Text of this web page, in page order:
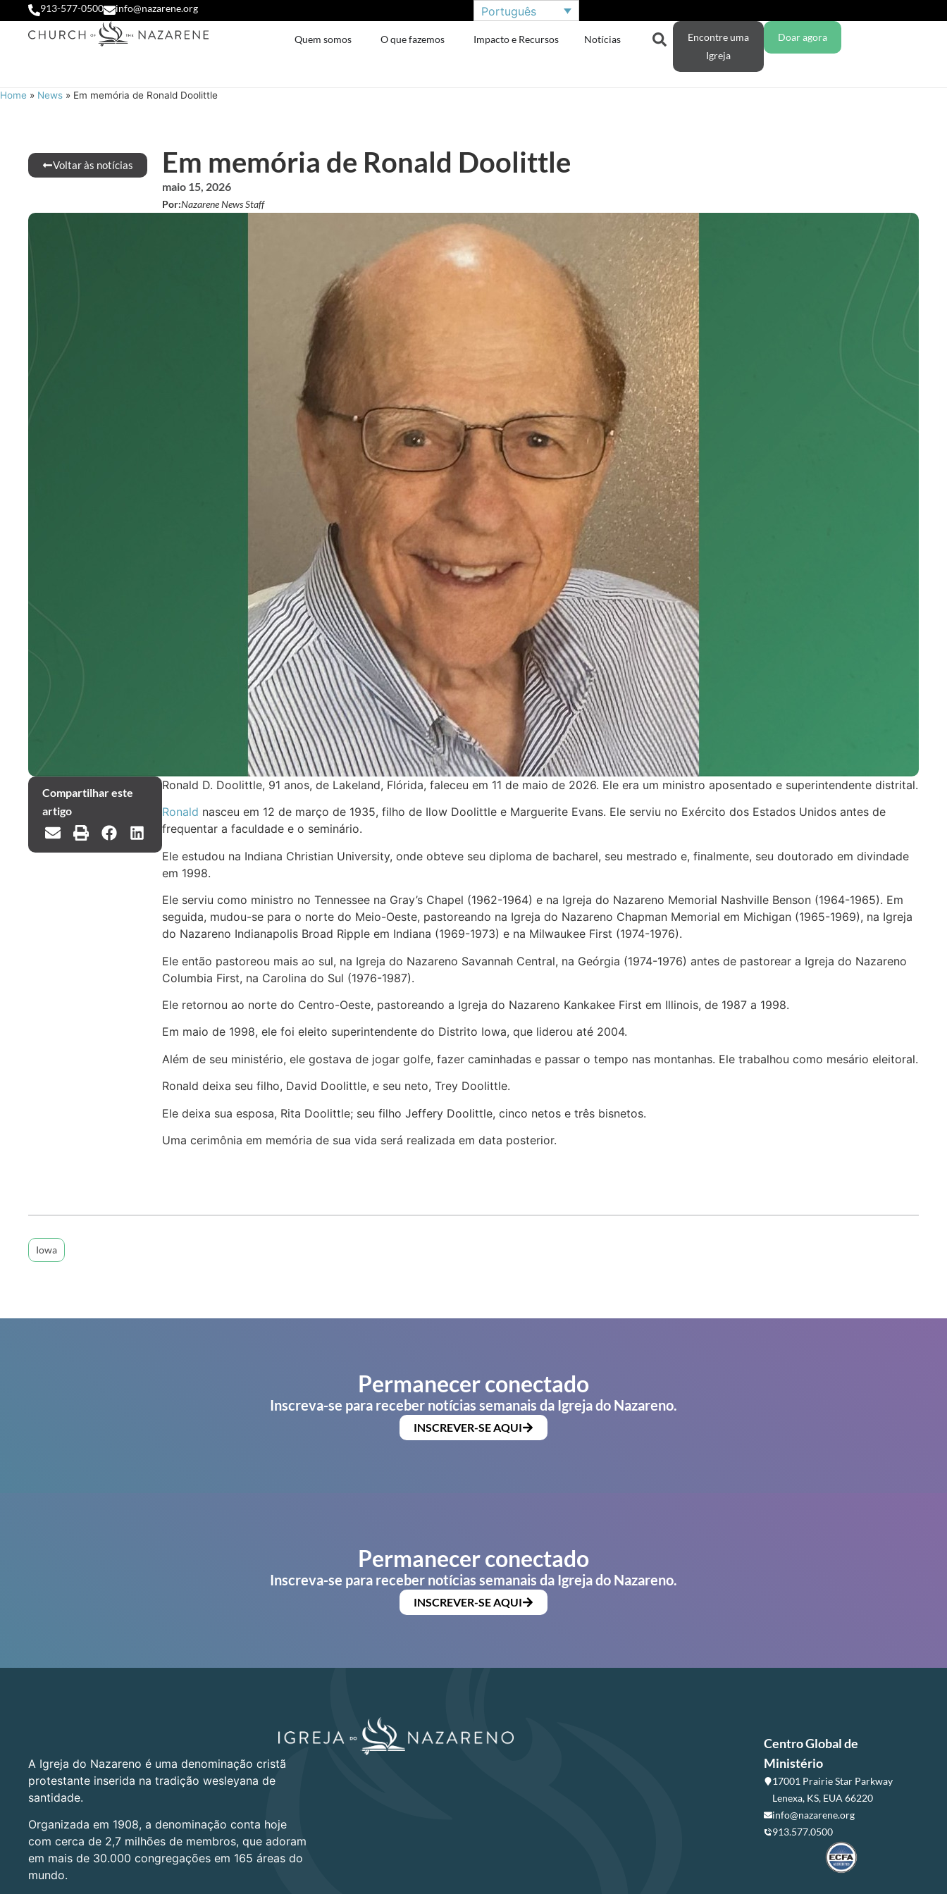
913-577-0500 info@nazarene.org Português
Quem somos O que fazemos Impacto e Recursos Notícias
Encontre uma
Igreja
Doar agora
Home » News » Em memória de Ronald Doolittle
Voltar às notícias Em memória de Ronald Doolittle
maio 15, 2026
Por:Nazarene News Staff
Compartilhar este
artigo
Ronald D. Doolittle, 91 anos, de Lakeland, Flórida, faleceu em 11 de maio de 2026. Ele era um ministro aposentado e superintendente distrital.
Ronald nasceu em 12 de março de 1935, filho de Ilow Doolittle e Marguerite Evans. Ele serviu no Exército dos Estados Unidos antes de
frequentar a faculdade e o seminário.
Ele estudou na Indiana Christian University, onde obteve seu diploma de bacharel, seu mestrado e, finalmente, seu doutorado em divindade
em 1998.
Ele serviu como ministro no Tennessee na Gray’s Chapel (1962-1964) e na Igreja do Nazareno Memorial Nashville Benson (1964-1965). Em
seguida, mudou-se para o norte do Meio-Oeste, pastoreando na Igreja do Nazareno Chapman Memorial em Michigan (1965-1969), na Igreja
do Nazareno Indianapolis Broad Ripple em Indiana (1969-1973) e na Milwaukee First (1974-1976).
Ele então pastoreou mais ao sul, na Igreja do Nazareno Savannah Central, na Geórgia (1974-1976) antes de pastorear a Igreja do Nazareno
Columbia First, na Carolina do Sul (1976-1987).
Ele retornou ao norte do Centro-Oeste, pastoreando a Igreja do Nazareno Kankakee First em Illinois, de 1987 a 1998.
Em maio de 1998, ele foi eleito superintendente do Distrito Iowa, que liderou até 2004.
Além de seu ministério, ele gostava de jogar golfe, fazer caminhadas e passar o tempo nas montanhas. Ele trabalhou como mesário eleitoral.
Ronald deixa seu filho, David Doolittle, e seu neto, Trey Doolittle.
Ele deixa sua esposa, Rita Doolittle; seu filho Jeffery Doolittle, cinco netos e três bisnetos.
Uma cerimônia em memória de sua vida será realizada em data posterior.
Iowa
Permanecer conectado
Inscreva-se para receber notícias semanais da Igreja do Nazareno.
INSCREVER-SE AQUI
Permanecer conectado
Inscreva-se para receber notícias semanais da Igreja do Nazareno.
INSCREVER-SE AQUI
A Igreja do Nazareno é uma denominação cristã
protestante inserida na tradição wesleyana de
santidade.
Organizada em 1908, a denominação conta hoje
com cerca de 2,7 milhões de membros, que adoram
em mais de 30.000 congregações em 165 áreas do
mundo.
Centro Global de
Ministério
17001 Prairie Star Parkway
Lenexa, KS, EUA 66220
info@nazarene.org
913.577.0500